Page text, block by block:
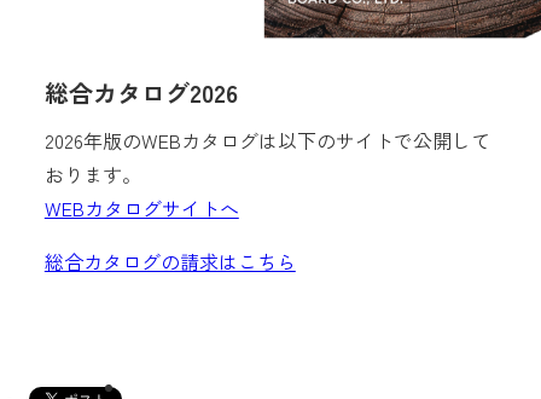
総合カタログ2026
2026年版のWEBカタログは以下のサイトで公開して
おります。
WEBカタログサイトへ
総合カタログの請求はこちら